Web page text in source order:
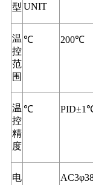
型 UNIT
温
控
范
围
℃ 200℃
温
控
精
度
℃
电